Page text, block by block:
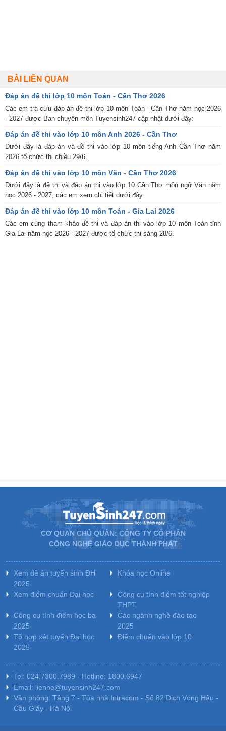
BÀI LIÊN QUAN
Đáp án đề thi lớp 10 môn Toán - Cần Thơ 2026
Các em tra cứu đáp án đề thi lớp 10 môn Toán - Cần Thơ năm học 2026
- 2027 được Ban chuyên môn Tuyensinh247 cập nhật dưới đây:
Đáp án đề thi vào lớp 10 môn Anh 2026 - Cần Thơ
Dưới đây là đáp án và đề thi vào lớp 10 môn tiếng Anh Cần Thơ năm
2026 tổ chức thi chiều 29/6.
Đáp án đề thi vào lớp 10 môn Văn - Cần Thơ 2026
Dưới đây là đề thi và đáp án thi vào lớp 10 Cần Thơ môn ngữ Văn năm
học 2026 - 2027, các em xem chi tiết dưới đây.
Đáp án đề thi vào lớp 10 môn Toán - Gia Lai 2026
Các em cùng tham khảo đề thi và đáp án thi vào lớp 10 môn Toán tỉnh
Gia Lai năm học 2026 - 2027 được tổ chức thi sáng 28/6.
CƠ QUAN CHỦ QUẢN: CÔNG TY CỔ PHẦN
CÔNG NGHỆ GIÁO DỤC THÀNH PHÁT
Xem đề án tuyển sinh ĐH
2025
Khóa học Online
Xem điểm chuẩn Đại học
Công cụ tính điểm tốt nghiệp
THPT
Công cụ tính điểm học bạ
2025
Các ngành nghề đào tạo
2025
Tổ hợp xét tuyển Đại học
2025
Điểm chuẩn vào lớp 10
Tel: 024.7300.7989 - Hotline: 1800.6947
Email: lienhe@tuyensinh247.com
Văn phòng: Tầng 7 - Tòa nhà Intracom - Số 82 Dịch Vọng Hậu -
Cầu Giấy - Hà Nội